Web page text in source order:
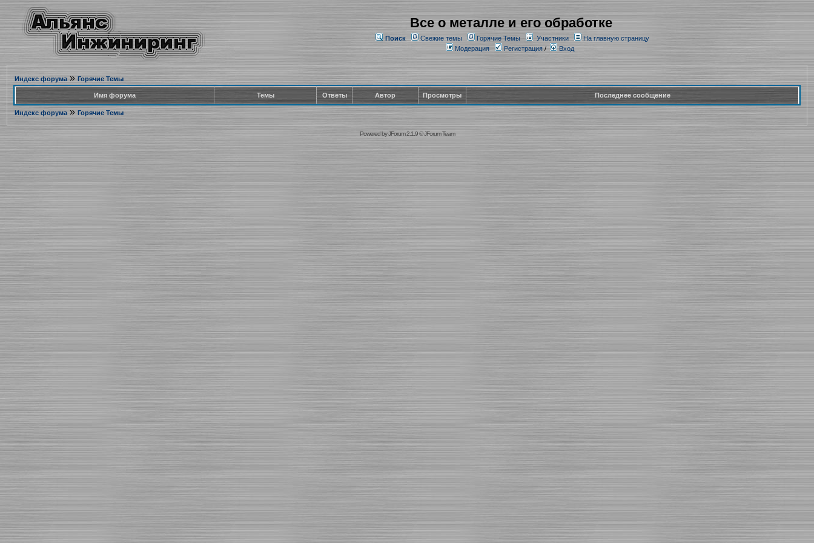
Все о металле и его обработке
Поиск Свежие темы Горячие Темы Участники
На главную страницу
Модерация
Регистрация/ Вход
Индекс форума» Горячие Темы
Имя форума Темы Ответы Автор Просмотры Последнее сообщение
Индекс форума» Горячие Темы
Powered byJForum 2.1.9©JForum Team